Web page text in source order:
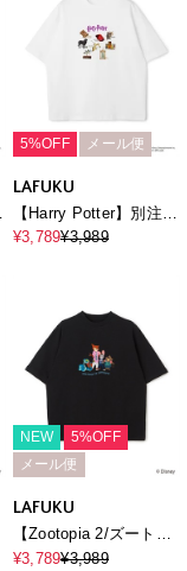
Harf Sleeve T-
shirt《UNISEX》
5%OFF メール便
LAFUKU
【Harry Potter】別注 /
ハリー・ポッターグラ
shirt《UNISEX》
¥3,789¥3,989
NEW
5%OFF
メール便
LAFUKU
【Zootopia 2/ズートピ
ア2】キャラクタープリ
¥3,789¥3,989